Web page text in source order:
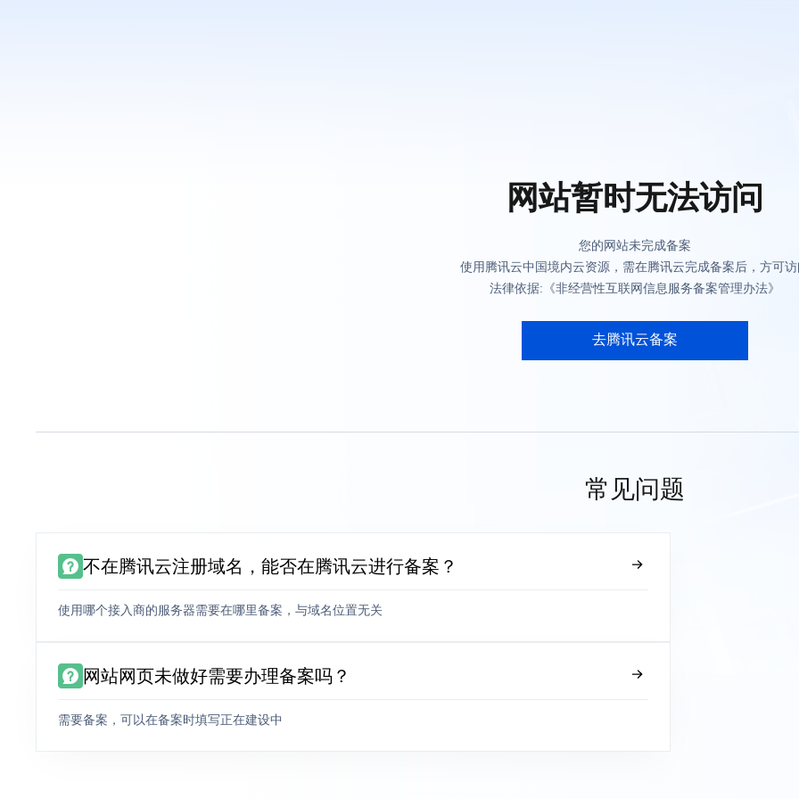
网站暂时无法访问
您的网站未完成备案
使用腾讯云中国境内云资源，需在腾讯云完成备案后，方可
法律依据:《非经营性互联网信息服务备案管理办法》
去腾讯云备案
常见问题
不在腾讯云注册域名，能否在腾讯云进行备案？
使用哪个接入商的服务器需要在哪里备案，与域名位置无关
网站网页未做好需要办理备案吗？
需要备案，可以在备案时填写正在建设中